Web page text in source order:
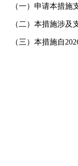
（一）申请本措施
（二）本措施涉
（三）本措施自